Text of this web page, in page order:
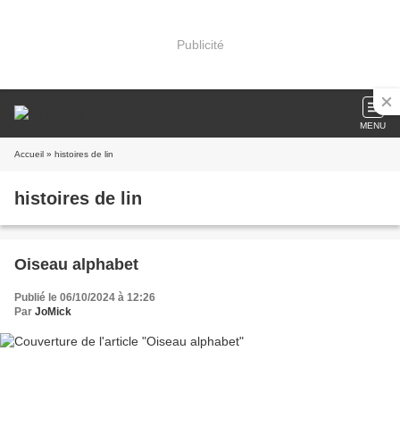
Publicité
MENU
Accueil » histoires de lin
histoires de lin
Oiseau alphabet
Publié le 06/10/2024 à 12:26
Par JoMick